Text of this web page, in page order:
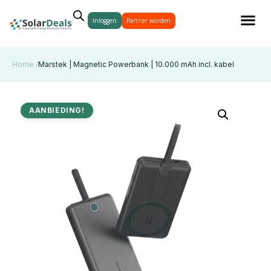
Inloggen Partner worden
Home /Marstek | Magnetic Powerbank | 10.000 mAh incl. kabel
AANBIEDING!